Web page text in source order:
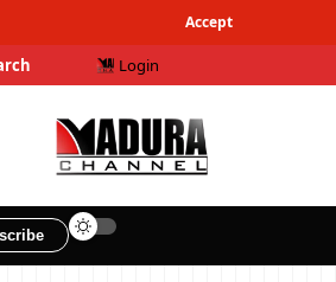
Accept
Login